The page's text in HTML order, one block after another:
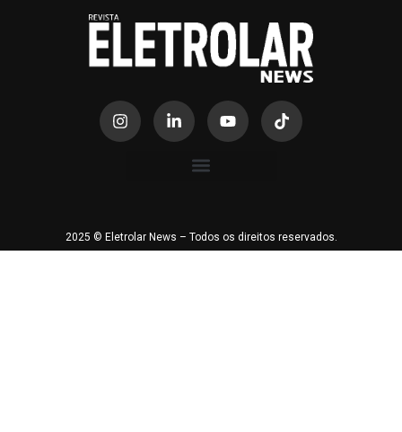
2025 © Eletrolar News – Todos os direitos reservados.